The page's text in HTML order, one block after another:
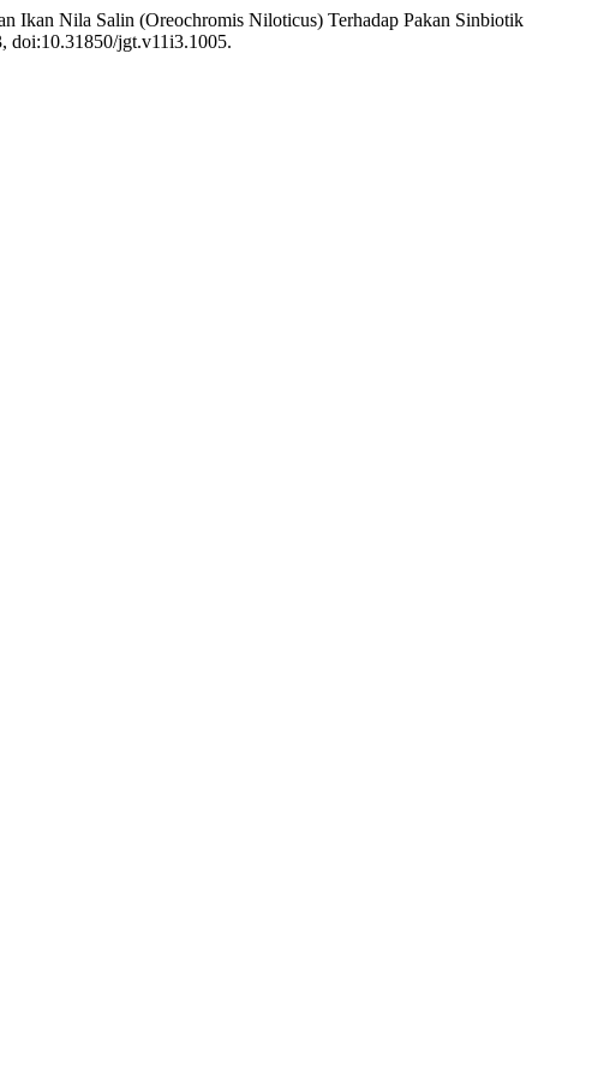
Ikan Nila Salin (Oreochromis Niloticus) Terhadap Pakan Sinbiotik
doi:10.31850/jgt.v11i3.1005.